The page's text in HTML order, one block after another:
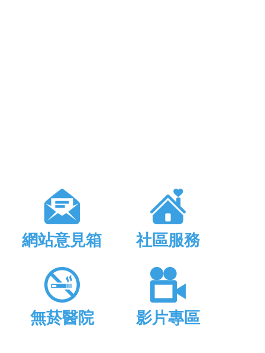
網站意見箱 社區服務
無菸醫院 影片專區